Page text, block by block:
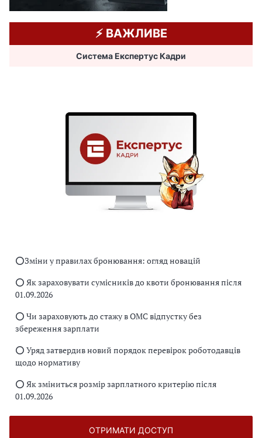
⚡️ ВАЖЛИВЕ
Система Експертус Кадри
⭕️Зміни у правилах бронювання: огляд новацій
⭕️ Як зараховувати сумісників до квоти бронювання після
01.09.2026
⭕️ Чи зараховують до стажу в ОМС відпустку без
збереження зарплати
⭕️ Уряд затвердив новий порядок перевірок роботодавців
щодо нормативу
⭕️ Як зміниться розмір зарплатного критерію після
01.09.2026
ОТРИМАТИ ДОСТУП